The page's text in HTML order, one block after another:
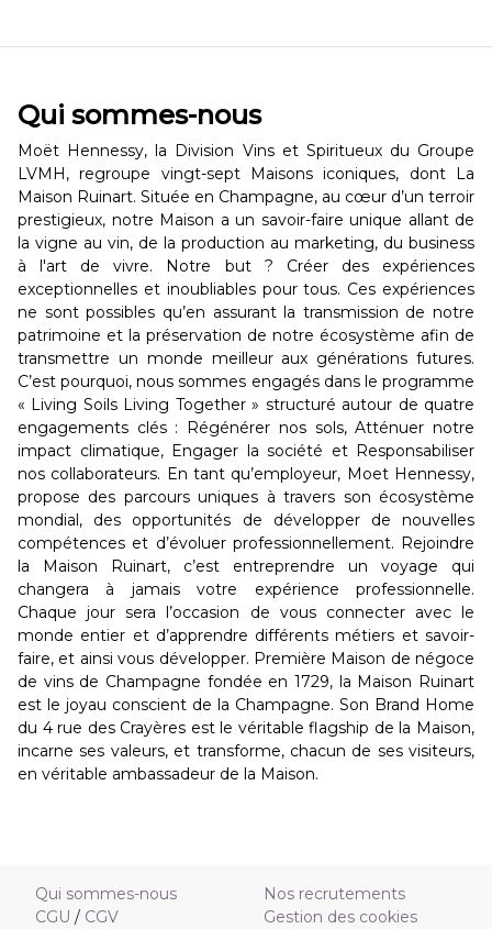
Qui sommes-nous
Moët Hennessy, la Division Vins et Spiritueux du Groupe
LVMH, regroupe vingt-sept Maisons iconiques, dont La
Maison Ruinart. Située en Champagne, au cœur d’un terroir
prestigieux, notre Maison a un savoir-faire unique allant de
la vigne au vin, de la production au marketing, du business
à l'art de vivre. Notre but ? Créer des expériences
exceptionnelles et inoubliables pour tous. Ces expériences
ne sont possibles qu’en assurant la transmission de notre
patrimoine et la préservation de notre écosystème afin de
transmettre un monde meilleur aux générations futures.
C’est pourquoi, nous sommes engagés dans le programme
« Living Soils Living Together » structuré autour de quatre
engagements clés : Régénérer nos sols, Atténuer notre
impact climatique, Engager la société et Responsabiliser
nos collaborateurs. En tant qu’employeur, Moet Hennessy,
propose des parcours uniques à travers son écosystème
mondial, des opportunités de développer de nouvelles
compétences et d’évoluer professionnellement. Rejoindre
la Maison Ruinart, c’est entreprendre un voyage qui
changera à jamais votre expérience professionnelle.
Chaque jour sera l’occasion de vous connecter avec le
monde entier et d’apprendre différents métiers et savoir-
faire, et ainsi vous développer. Première Maison de négoce
de vins de Champagne fondée en 1729, la Maison Ruinart
est le joyau conscient de la Champagne. Son Brand Home
du 4 rue des Crayères est le véritable flagship de la Maison,
incarne ses valeurs, et transforme, chacun de ses visiteurs,
en véritable ambassadeur de la Maison.
Qui sommes-nous
CGU / CGV
Nos recrutements
Gestion des cookies